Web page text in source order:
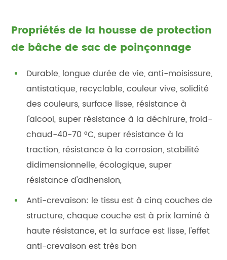
Propriétés de la housse de protection
de bâche de sac de poinçonnage
Durable, longue durée de vie, anti-moisissure,
antistatique, recyclable, couleur vive, solidité
des couleurs, surface lisse, résistance à
l'alcool, super résistance à la déchirure, froid-
chaud-40-70 °C, super résistance à la
traction, résistance à la corrosion, stabilité
didimensionnelle, écologique, super
résistance d'adhension,
Anti-crevaison: le tissu est à cinq couches de
structure, chaque couche est à prix laminé à
haute résistance, et la surface est lisse, l'effet
anti-crevaison est très bon